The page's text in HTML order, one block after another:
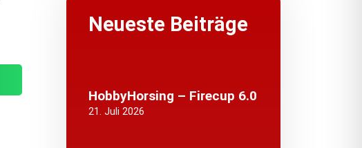
Neueste Beiträge
HobbyHorsing – Firecup 6.0
21. Juli 2026